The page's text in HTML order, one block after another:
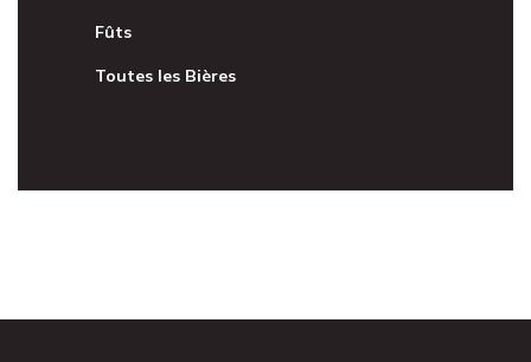
Fûts
Toutes les Bières